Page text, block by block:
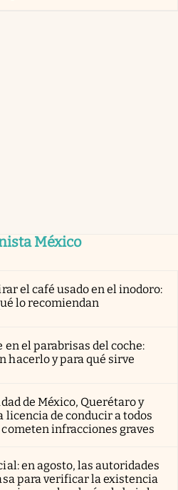
México
el café usado en el inodoro:
lo recomiendan
en el parabrisas del coche:
hacerlo y para qué sirve
de México, Querétaro y
licencia de conducir a todos
infracciones graves
en agosto, las autoridades
para verificar la existencia